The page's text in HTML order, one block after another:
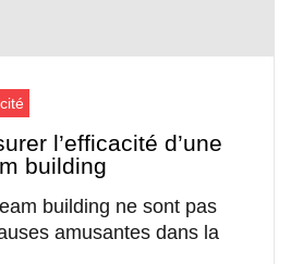
l’efficacité d’une
building
building ne sont pas
amusantes dans la